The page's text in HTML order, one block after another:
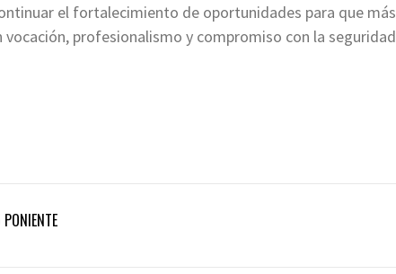
el fortalecimiento de oportunidades para que más
vocación, profesionalismo y compromiso con la seguridad